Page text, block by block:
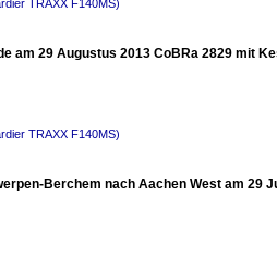
TRAXX F140MS)
am 29 Augustus 2013 CoBRa 2829 mit
TRAXX F140MS)
Berchem nach Aachen West am 29